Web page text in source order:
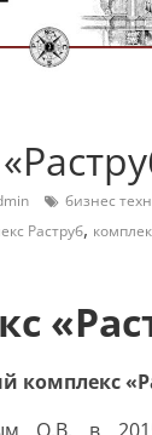
бизнес
Раструб,
комплекс